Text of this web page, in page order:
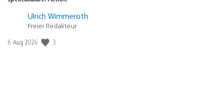
Ulrich Wimmeroth
Freier Redakteur
Veröffentlichungsdatum:
6. Aug 2026 3